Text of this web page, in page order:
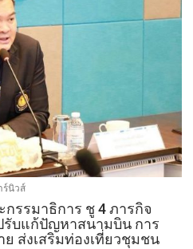
ร์นิวส์
รรมาธิการ ชู 4 ภารกิจ
รับแก้ปัญหาสนามบิน การ
ส่งเสริมท่องเที่ยวชุมชน